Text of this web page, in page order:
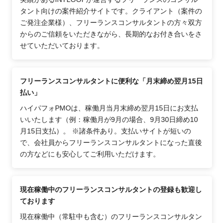
タント向けの案件紹介サイトです。クライアント（案件の
ご発注企業様）、フリーランスコンサルタントの方々双方
からのご信頼をいただきながら、長期的なお付き合いをさ
せていただいております。
フリーランスコンサルタントに便利な「月末締め翌月15日
払い」
ハイパフォPMOは、稼働月当月末締め翌月15日にお支払
いいたします（例：稼働月が9月の場合、9月30日締め10
月15日支払）。 ※諸条件あり。支払いサイトが短いの
で、会社員からフリーランスコンサルタントになった直後
の方などにも安心してご利用いただけます。
現在稼働中のフリーランスコンサルタントの登録も歓迎し
ております
現在稼働中（常駐中も含む）のフリーランスコンサルタン